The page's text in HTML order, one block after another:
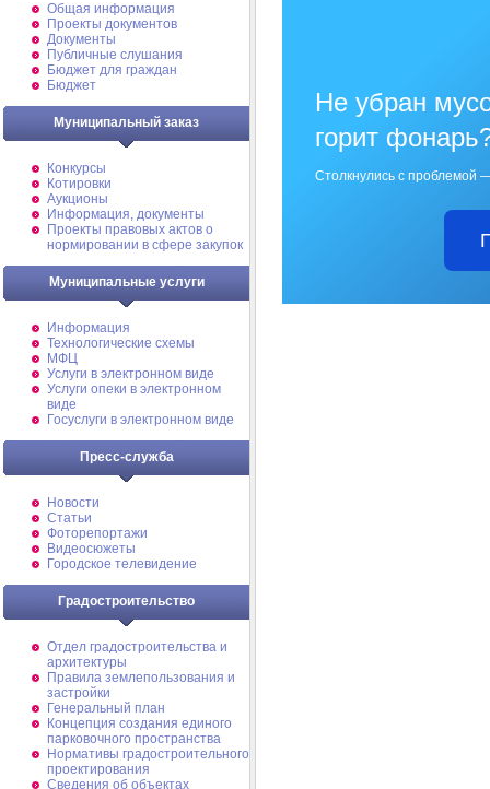
Общая информация
Проекты документов
Документы
Публичные слушания
Бюджет для граждан
Бюджет
Муниципальный заказ
Конкурсы
Котировки
Аукционы
Информация, документы
Проекты правовых актов о
нормировании в сфере закупок
Муниципальные услуги
Информация
Технологические схемы
МФЦ
Услуги в электронном виде
Услуги опеки в электронном
виде
Госуслуги в электронном виде
Пресс-служба
Новости
Статьи
Фоторепортажи
Видеосюжеты
Городское телевидение
Градостроительство
Отдел градостроительства и
архитектуры
Правила землепользования и
застройки
Генеральный план
Концепция создания единого
парковочного пространства
Нормативы градостроительного
проектирования
Сведения об объектах
Не убран
горит
Столкнулись с проблемой